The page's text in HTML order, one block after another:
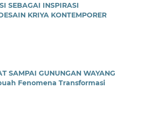
SEBAGAI INSPIRASI
KRIYA KONTEMPORER
SAMPAI GUNUNGAN WAYANG
Fenomena Transformasi